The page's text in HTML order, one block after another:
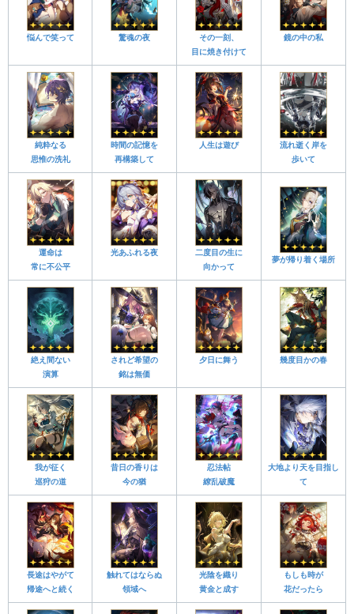
悩んで笑って 驚魂の夜
その一刻、
目に焼き付けて
鏡の中の私
純粋なる
思惟の洗礼
時間の記憶を
再構築して
人生は遊び
流れ逝く岸を
歩いて
運命は
常に不公平
光あふれる夜
二度目の生に
向かって
夢が帰り着く場所
絶え間ない
演算
されど希望の
銘は無価
夕日に舞う 幾度目かの春
我が征く
巡狩の道
昔日の香りは
今の猶
忍法帖
繚乱破魔
大地より天を目指し
て
長途はやがて
帰途へと続く
触れてはならぬ
領域へ
光陰を織り
黄金と成す
もしも時が
花だったら